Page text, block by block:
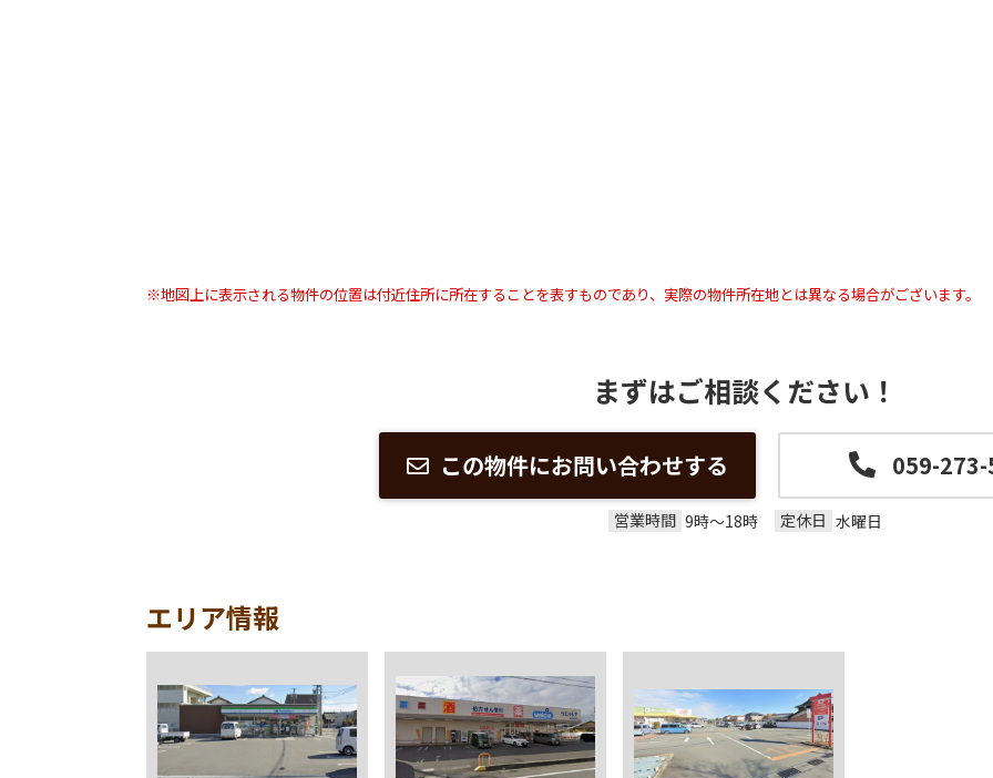
※地図上に表示される物件の位置は付近住所に所在することを表すものであり、実際の物件所在地とは異なる場合がございます。
まずはご相談ください！
この物件にお問い合わせする 059-
営業時間 9時～18時 定休日 水曜日
エリア情報